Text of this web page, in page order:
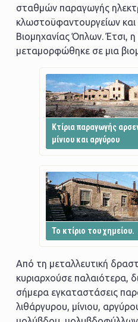
σταθμών παραγωγής
κλωστοϋφαντουργείων και
Βιομηχανίας Όπλων. Έτσι,
μεταμορφώθηκε σε μια
Kτίρια παραγωγής
μίνιου και αργύρου
Το κτίριο του χημείου.
Από τη μεταλλευτική
κυριαρχούσε παλαιότερα,
σήμερα εγκαταστάσεις
λιθάργυρου, μίνιου,